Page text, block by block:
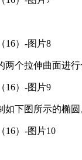
两个拉伸曲面进行
下图所示的椭圆